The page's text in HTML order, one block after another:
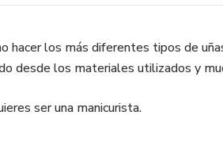
hacer los más diferentes tipos de
desde los materiales utilizados y
ser una manicurista.